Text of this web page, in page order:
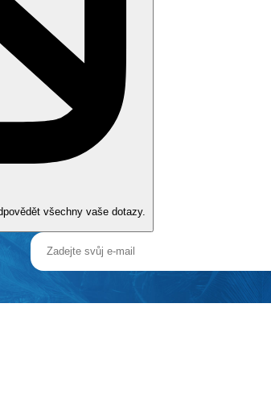
všechny vaše dotazy.